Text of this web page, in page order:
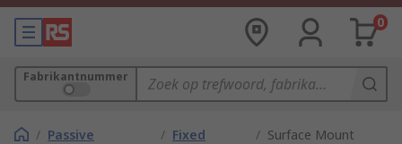
0
Fabrikantnummer
/ Passive
/ Fixed
/ Surface Mount